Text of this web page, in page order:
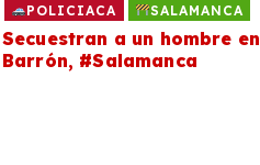
POLICIACA SALAMANCA
Secuestran a un hombre en
Barrón, #Salamanca